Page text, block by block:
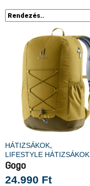
HÁTIZSÁKOK,
LIFESTYLE HÁTIZSÁKOK
Gogo
24.990 Ft